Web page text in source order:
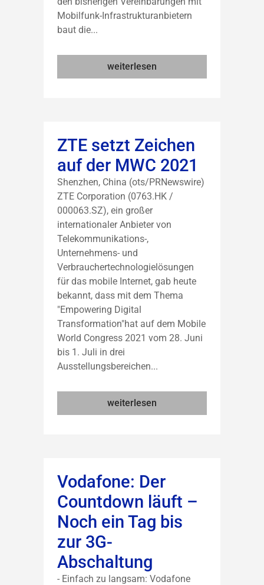
Mobilfunk-Infrastrukturanbietern
baut die...
weiterlesen
ZTE setzt Zeichen
auf der MWC 2021
Shenzhen, China (ots/PRNewswire)
ZTE Corporation (0763.HK /
000063.SZ), ein großer
internationaler Anbieter von
Telekommunikations-,
Unternehmens- und
Verbrauchertechnologielösungen
für das mobile Internet, gab heute
bekannt, dass mit dem Thema
"Empowering Digital
Transformation"hat auf dem Mobile
World Congress 2021 vom 28. Juni
bis 1. Juli in drei
Ausstellungsbereichen...
weiterlesen
Vodafone: Der
Countdown läuft –
Noch ein Tag bis
zur 3G-
Abschaltung
- Einfach zu langsam: Vodafone